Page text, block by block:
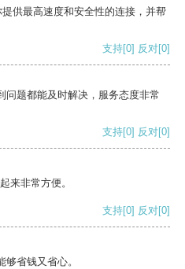
供最高速度和安全性的连接，并帮
支持[0] 反对[0]
问题都能及时解决，服务态度非常
支持[0] 反对[0]
来非常方便。
支持[0] 反对[0]
省钱又省心。